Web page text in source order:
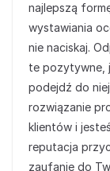
najlepszą
wystawiania
nie naciskaj.
te pozytywne,
podejdź do
rozwiązanie
klientów i
reputacja
zaufanie do